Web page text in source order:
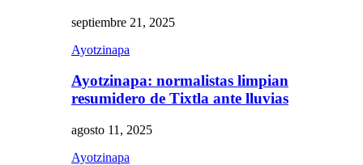
septiembre 21, 2025
Ayotzinapa
Ayotzinapa: normalistas limpian
resumidero de Tixtla ante lluvias
agosto 11, 2025
Ayotzinapa